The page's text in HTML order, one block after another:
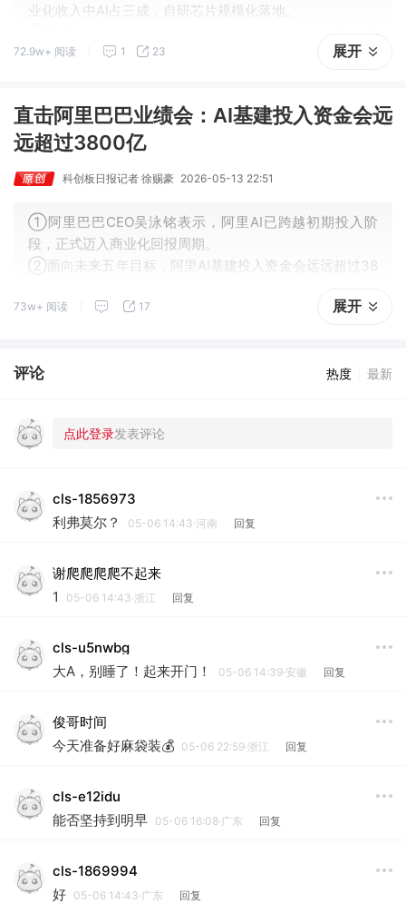
业化收入中AI占三成，自研芯片规模化落地。
了“腾讯AI是否落后”这一问题。
72.9w+ 阅读 1 23 展开
直击阿里巴巴业绩会：AI基建投入资金会远
远超过3800亿
科创板日报记者 徐赐豪 2026-05-13 22:51
①阿里巴巴CEO吴泳铭表示，阿里AI已跨越初期投入阶
段，正式迈入商业化回报周期。
②面向未来五年目标，阿里AI基建投入资金会远远超过38
73w+ 阅读 17 展开
评论 热度 最新
cls-1856973
利弗莫尔？
05-06 14:43·河南 回复
谢爬爬爬爬不起来
1
05-06 14:43·浙江 回复
cls-u5nwbg
大A，别睡了！起来开门！
05-06 14:39·安徽 回复
俊哥时间
今天准备好麻袋装💰 05-06 22:59·浙江 回复
cls-e12idu
能否坚持到明早 05-06 16:08·广东 回复
cls-1869994
好 05-06 14:43·广东 回复